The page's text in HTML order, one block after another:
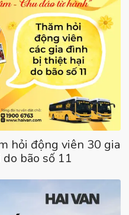
hỏi động viên 30 gia
bão số 11